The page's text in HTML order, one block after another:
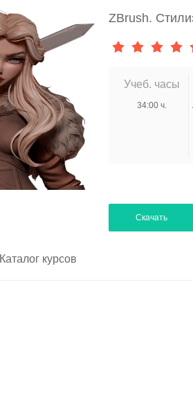
ZBrush.
Учеб. часы
34:00 ч.
Скачать
Каталог курсов